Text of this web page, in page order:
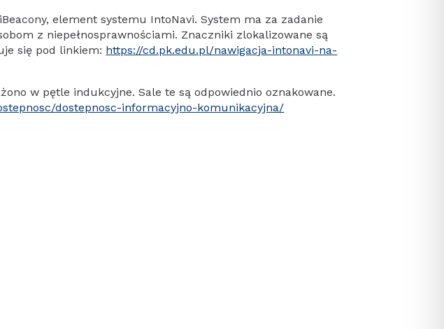
element systemu IntoNavi. System ma za zadanie
z niepełnosprawnościami. Znaczniki zlokalizowane są
się pod linkiem: https://cd.pk.edu.pl/nawigacja-intonavi-na-
w pętle indukcyjne. Sale te są odpowiednio oznakowane.
dostepnosc-informacyjno-komunikacyjna/